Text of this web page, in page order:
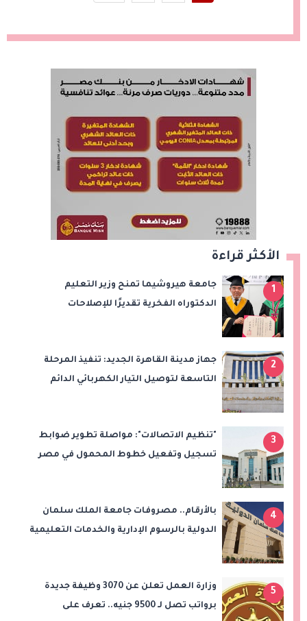
الأكثر قراءة
1
جامعة هيروشيما تمنح وزير التعليم
الدكتوراه الفخرية تقديرًا للإصلاحات
2
جهاز مدينة القاهرة الجديد: تنفيذ المرحلة
التاسعة لتوصيل التيار الكهربائي الدائم
3
"تنظيم الاتصالات": مواصلة تطوير ضوابط
تسجيل وتفعيل خطوط المحمول في مصر
4
بالأرقام.. مصروفات جامعة الملك سلمان
الدولية بالرسوم الإدارية والخدمات التعليمية
5
وزارة العمل تعلن عن 3070 وظيفة جديدة
برواتب تصل لـ 9500 جنيه.. تعرف على